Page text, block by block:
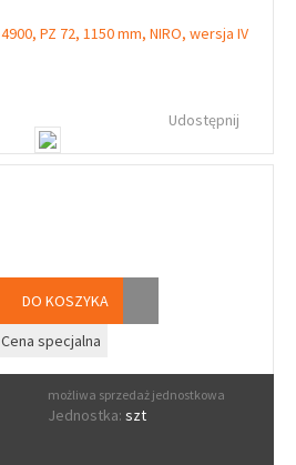
Udostępnij
DO KOSZYKA
Cena specjalna
możliwa sprzedaż jednostkowa
Jednostka: szt